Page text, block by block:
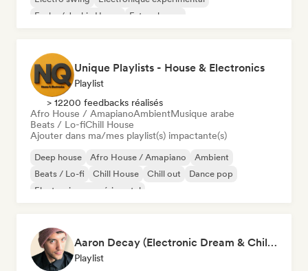
Funky / Jackin House
Future house
Unique Playlists - House & Electronics
Playlist
> 12200 feedbacks réalisés
Afro House / AmapianoAmbientMusique arabe
Beats / Lo-fiChill House
Ajouter dans ma/mes playlist(s) impactante(s)
Deep house Afro House / Amapiano
Ambient
Beats / Lo-fi
Chill House Chill out
Dance pop
Electronique expérimental
Aaron Decay (Electronic Dream & Chill Electronic Dream playlists)
Playlist